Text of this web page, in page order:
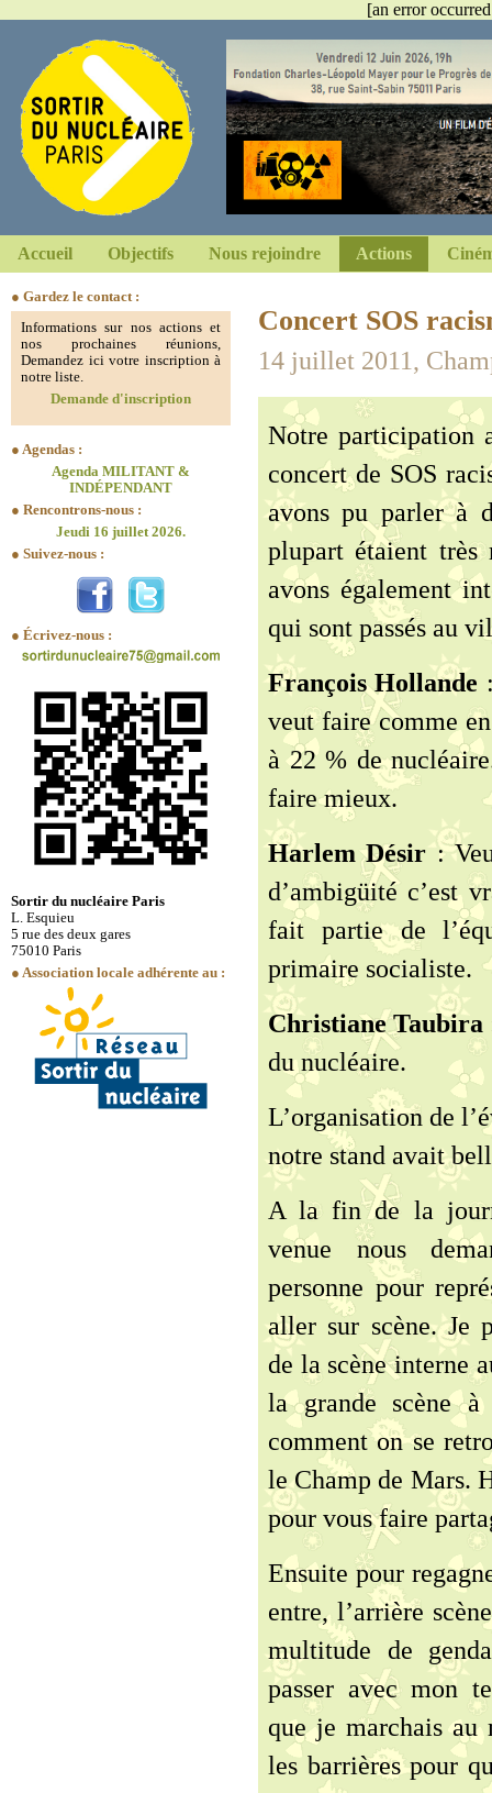
[an error
Accueil Objectifs Nous rejoindre Actions
● Gardez le contact :
Informations sur nos actions et
nos prochaines réunions,
Demandez ici votre inscription à
notre liste.
Demande d'inscription
● Agendas :
Agenda MILITANT &
INDÉPENDANT
● Rencontrons-nous :
Jeudi 16 juillet 2026.
● Suivez-nous :
● Écrivez-nous :
Sortir du nucléaire Paris
L. Esquieu
5 rue des deux gares
75010 Paris
● Association locale adhérente au :
Concert SOS
14 juillet 2011,
Notre participation
concert de SOS
avons pu parler à
plupart étaient très
avons également
qui sont passés au
François Hollande
veut faire comme
à 22 % de
faire mieux.
Harlem Désir :
d’ambigüité c’est
fait partie de
primaire socialiste.
Christiane Taubira
du nucléaire.
L’organisation de
notre stand avait
A la fin de la
venue nous
personne pour
aller sur scène. Je
de la scène interne
la grande scène
comment on se
le Champ de Mars.
pour vous faire
Ensuite pour
entre, l’arrière
multitude de
passer avec mon
que je marchais
les barrières pour